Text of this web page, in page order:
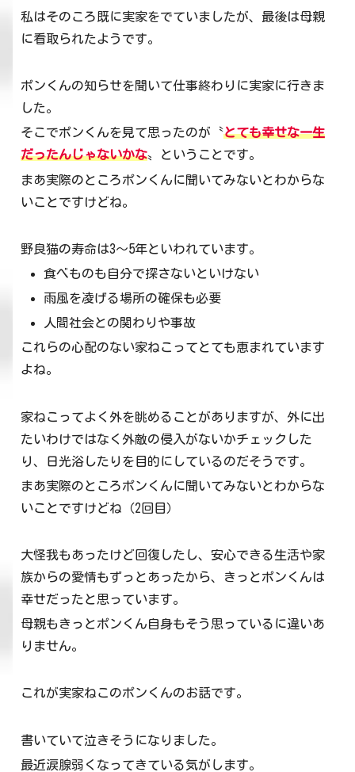
私はそのころ既に実家をでていましたが、最後は母親
に看取られたようです。
ポンくんの知らせを聞いて仕事終わりに実家に行きま
した。
そこでポンくんを見て思ったのが〝とても幸せな一生
だったんじゃないかな〟ということです。
まあ実際のところポンくんに聞いてみないとわからな
いことですけどね。
野良猫の寿命は3～5年といわれています。
食べものも自分で探さないといけない
雨風を凌げる場所の確保も必要
人間社会との関わりや事故
これらの心配のない家ねこってとても恵まれています
よね。
家ねこってよく外を眺めることがありますが、外に出
たいわけではなく外敵の侵入がないかチェックした
り、日光浴したりを目的にしているのだそうです。
まあ実際のところポンくんに聞いてみないとわからな
いことですけどね（2回目）
大怪我もあったけど回復したし、安心できる生活や家
族からの愛情もずっとあったから、きっとポンくんは
幸せだったと思っています。
母親もきっとポンくん自身もそう思っているに違いあ
りません。
これが実家ねこのポンくんのお話です。
書いていて泣きそうになりました。
最近涙腺弱くなってきている気がします。